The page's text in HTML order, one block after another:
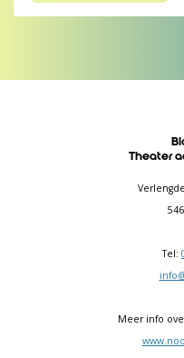
Theater
Tel:
Meer info